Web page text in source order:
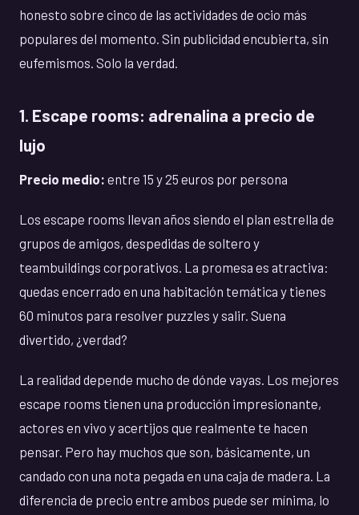
honesto sobre cinco de las actividades de ocio más
populares del momento. Sin publicidad encubierta, sin
eufemismos. Solo la verdad.
1. Escape rooms: adrenalina a precio de
lujo
Precio medio: entre 15 y 25 euros por persona
Los escape rooms llevan años siendo el plan estrella de
grupos de amigos, despedidas de soltero y
teambuildings corporativos. La promesa es atractiva:
quedas encerrado en una habitación temática y tienes
60 minutos para resolver puzzles y salir. Suena
divertido, ¿verdad?
La realidad depende mucho de dónde vayas. Los mejores
escape rooms tienen una producción impresionante,
actores en vivo y acertijos que realmente te hacen
pensar. Pero hay muchos que son, básicamente, un
candado con una nota pegada en una caja de madera. La
diferencia de precio entre ambos puede ser mínima, lo